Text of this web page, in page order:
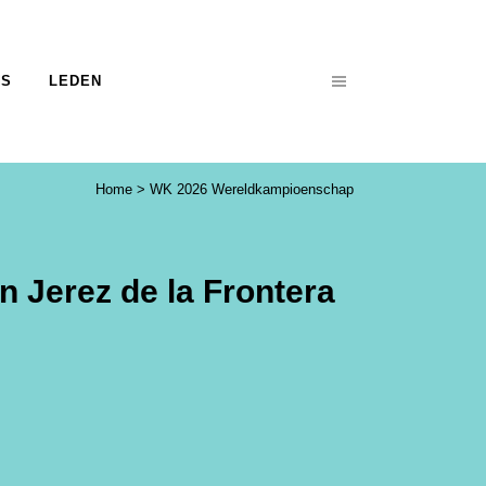
LEDEN
Home > WK 2026 Wereldkampioenschap
Jerez de la Frontera